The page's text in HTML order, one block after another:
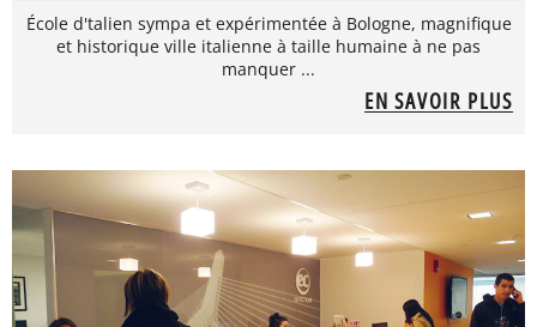
École d'talien sympa et expérimentée à Bologne, magnifique
et historique ville italienne à taille humaine à ne pas
manquer ...
EN SAVOIR PLUS